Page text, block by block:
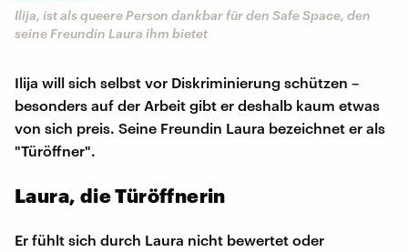
Ilija, ist als queere Person dankbar für den Safe Space, den
seine Freundin Laura ihm bietet
Ilija will sich selbst vor Diskriminierung schützen –
besonders auf der Arbeit gibt er deshalb kaum etwas
von sich preis. Seine Freundin Laura bezeichnet er als
"Türöffner".
Laura, die Türöffnerin
Er fühlt sich durch Laura nicht bewertet oder